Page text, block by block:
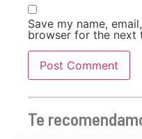
Save my name,
browser for the next
Te